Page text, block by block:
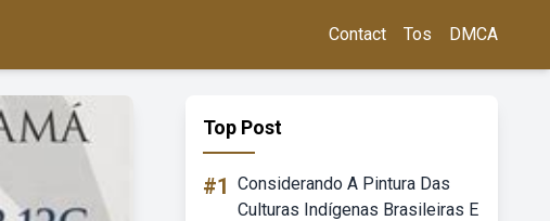
Contact Tos DMCA
Top Post
#1 Considerando A Pintura Das
Culturas Indígenas Brasileiras E